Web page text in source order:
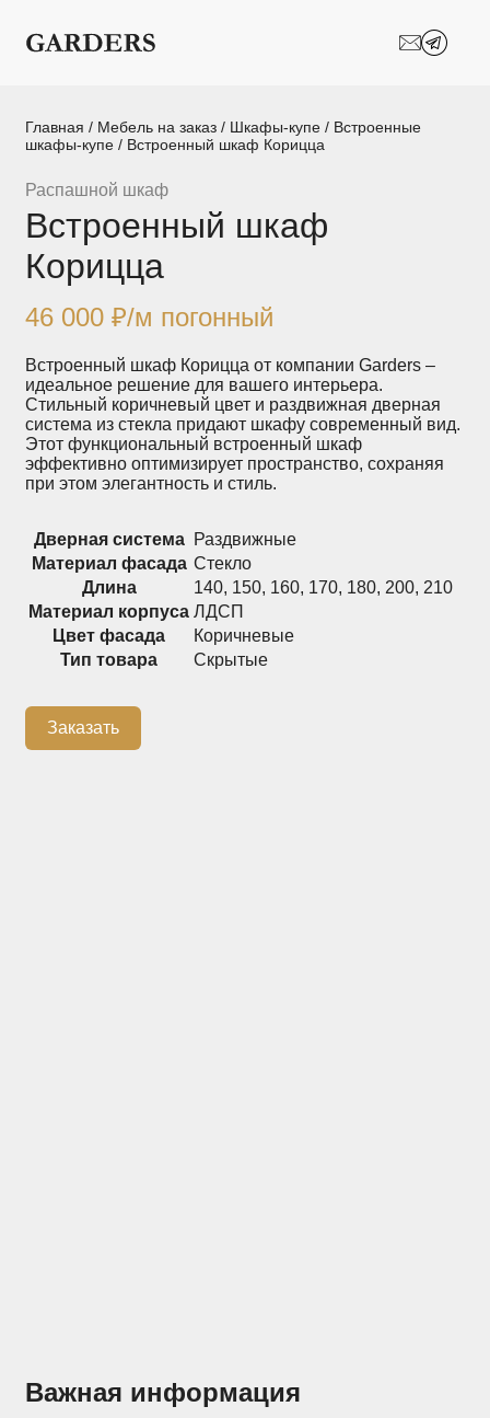
Шкафы-купе
Межкомнатные
Мебель в детскую Мебель в ванную
Модульные
системы
хранения
Прихожие
Стеллажи Тумбы
Шкафы по
назначению
Гардеробные
Распашные шкафы
+7 (926) 192-03-75
О нас
Главная / Мебель на заказ / Шкафы-купе / Встроенные
шкафы-купе / Встроенный шкаф Корицца
Важная информация
Распашной шкаф
Встроенный шкаф
Корицца
46 000₽/м погонный
Встроенный шкаф Корицца от компании Garders –
идеальное решение для вашего интерьера.
Стильный коричневый цвет и раздвижная дверная
система из стекла придают шкафу современный вид.
Этот функциональный встроенный шкаф
эффективно оптимизирует пространство, сохраняя
при этом элегантность и стиль.
Дверная система Раздвижные
Материал фасада Стекло
Длина
140, 150, 160, 170, 180, 200, 210
Материал корпуса ЛДСП
Цвет фасада
Коричневые
Тип товара
Скрытые
Заказать